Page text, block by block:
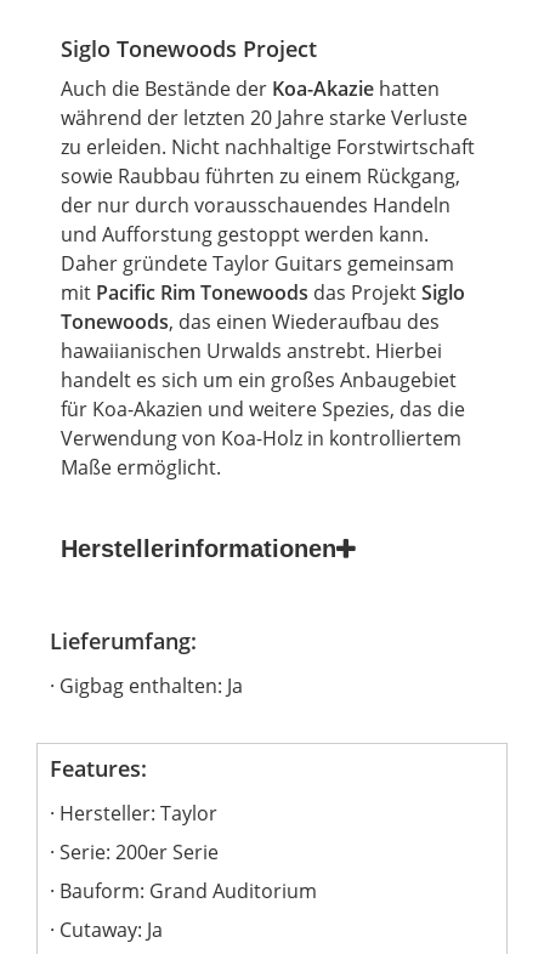
Siglo Tonewoods Project
Auch die Bestände der Koa-Akazie hatten
während der letzten 20 Jahre starke Verluste
zu erleiden. Nicht nachhaltige Forstwirtschaft
sowie Raubbau führten zu einem Rückgang,
der nur durch vorausschauendes Handeln
und Aufforstung gestoppt werden kann.
Daher gründeteTaylor Guitars gemeinsam
mit Pacific Rim Tonewoods das ProjektSiglo
Tonewoods, das einen Wiederaufbau des
hawaiianischen Urwalds anstrebt. Hierbei
handelt es sich um ein großes Anbaugebiet
für Koa-Akazien und weitere Spezies, das die
Verwendung von Koa-Holz in kontrolliertem
Maße ermöglicht.
Herstellerinformationen
Lieferumfang:
Gigbag enthalten: Ja
Features:
Hersteller: Taylor
Serie: 200er Serie
Bauform: Grand Auditorium
Cutaway: Ja